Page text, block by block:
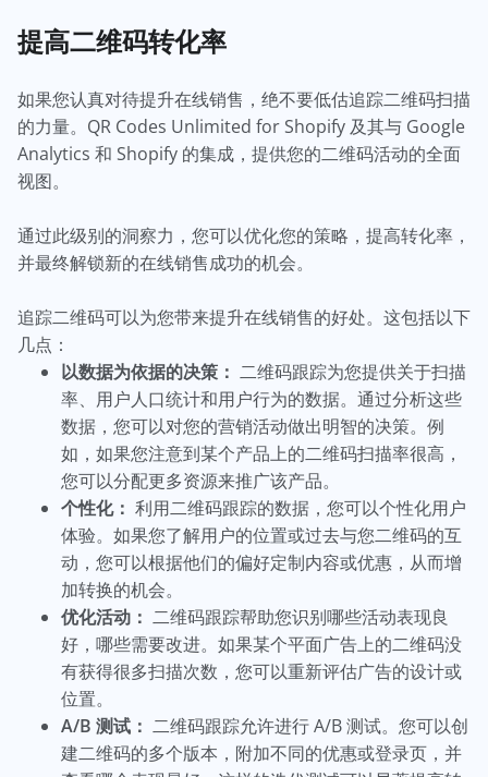
提高二维码转化率
如果您认真对待提升在线销售，绝不要低估追踪二维码扫描
的力量。QR Codes Unlimited for Shopify 及其与 Google
Analytics 和 Shopify 的集成，提供您的二维码活动的全面
视图。
通过此级别的洞察力，您可以优化您的策略，提高转化率，
并最终解锁新的在线销售成功的机会。
追踪二维码可以为您带来提升在线销售的好处。这包括以下
几点：
以数据为依据的决策： 二维码跟踪为您提供关于扫描
率、用户人口统计和用户行为的数据。通过分析这些
数据，您可以对您的营销活动做出明智的决策。例
如，如果您注意到某个产品上的二维码扫描率很高，
您可以分配更多资源来推广该产品。
个性化： 利用二维码跟踪的数据，您可以个性化用户
体验。如果您了解用户的位置或过去与您二维码的互
动，您可以根据他们的偏好定制内容或优惠，从而增
加转换的机会。
优化活动： 二维码跟踪帮助您识别哪些活动表现良
好，哪些需要改进。如果某个平面广告上的二维码没
有获得很多扫描次数，您可以重新评估广告的设计或
位置。
A/B 测试： 二维码跟踪允许进行 A/B 测试。您可以创
建二维码的多个版本，附加不同的优惠或登录页，并